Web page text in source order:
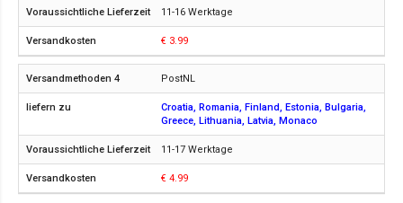
11-16 Werktage
€ 3.99
PostNL
Croatia, Romania, Finland, Estonia, Bulgaria,
Greece, Lithuania, Latvia, Monaco
11-17 Werktage
€ 4.99